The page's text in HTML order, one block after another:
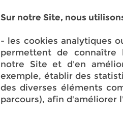
Sur notre Site, nous
- les cookies analytiques
permettent de connaître
notre Site et d'en
exemple, établir des
des diverses éléments
parcours), afin d'améliorer